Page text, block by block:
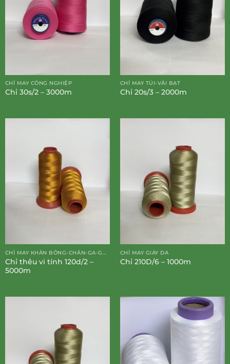
CHỈ MAY CÔNG NGHIỆP
Chỉ 30s/2 – 3000m
CHỈ MAY TÚI-VẢI BẠT
Chỉ 20s/3 – 2000m
CHỈ MAY KHĂN BÔNG-CHĂN-GA-GỐI-ĐỆM
Chỉ thêu vi tính 120d/2 –
5000m
CHỈ MAY GIÀY DA
Chỉ 210D/6 – 1000m